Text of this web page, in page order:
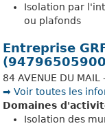
Isolation par
ou plafonds
Entreprise
84 AVENUE DU MAIL
➡️ Voir toutes les
Domaines
Isolation des